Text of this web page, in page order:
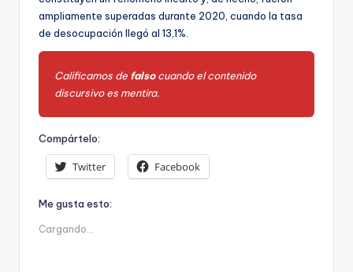
ampliamente superadas durante 2020, cuando la tasa
de desocupación llegó al 13,1%.
Calificamos de falsocuando el contenido
discursivo es mentira.
Compártelo:
Twitter Facebook
Me gusta esto:
Cargando...